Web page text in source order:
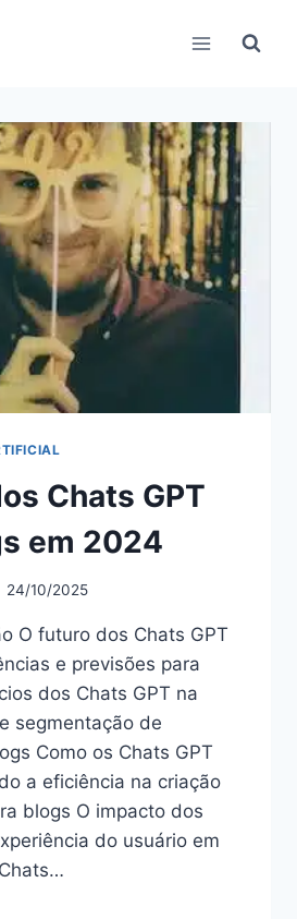
Chats GPT
em 2024
24/10/2025
O futuro dos Chats GPT
e previsões para
dos Chats GPT na
segmentação de
Como os Chats GPT
a eficiência na criação
blogs O impacto dos
do usuário em